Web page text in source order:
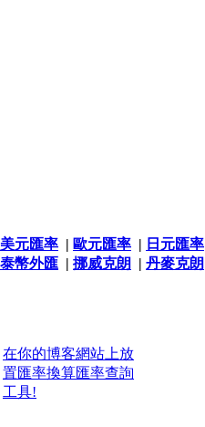
美元匯率 | 歐元匯率 | 日元匯率
泰幣外匯 | 挪威克朗 | 丹麥克朗
在你的博客網站上放
置匯率換算匯率查詢
工具!